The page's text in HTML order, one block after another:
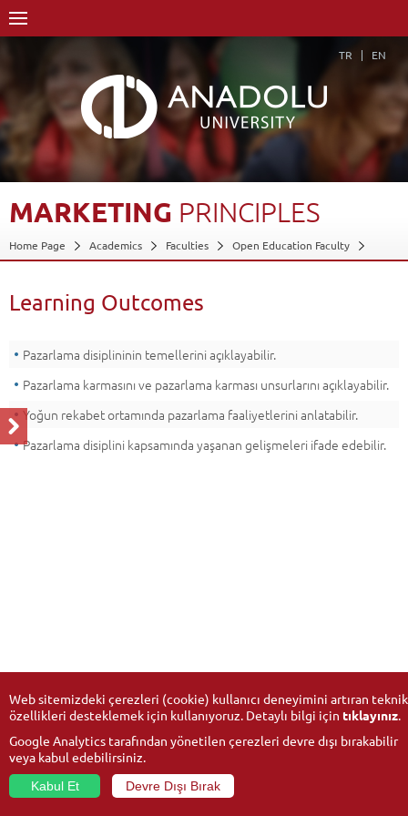
TR EN
MARKETING PRINCIPLES
Home Page Academics Faculties
Open Education Faculty
Marketing Principles
Learning Outcomes
Pazarlama disiplininin temellerini açıklayabilir.
Pazarlama karmasını ve pazarlama karması unsurlarını açıklayabilir.
Yoğun rekabet ortamında pazarlama faaliyetlerini anlatabilir.
Pazarlama disiplini kapsamında yaşanan gelişmeleri ifade edebilir.
Web sitemizdeki çerezleri (cookie) kullanıcı deneyimini artıran teknik
özellikleri desteklemek için kullanıyoruz. Detaylı bilgi için tıklayınız.
Google Analytics tarafından yönetilen çerezleri devre dışı bırakabilir
veya kabul edebilirsiniz.
Kabul Et
Devre Dışı Bırak
© 2026Anadolu University- All rights reserved.